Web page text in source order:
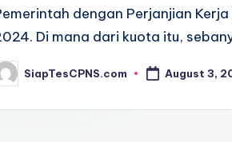
dengan Perjanjian
Di mana dari kuota itu,
SiapTesCPNS.com August 3,